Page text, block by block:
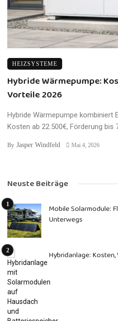
HEIZSYSTEME
Hybride Wärmepumpe:
Vorteile 2026
Hybride Wärmepumpe kombiniert
Kosten ab 22.500€, Förderung bis
By Jasper Windfeld Mai 4, 2026
Neuste Beiträge
Mobile Solarmodule:
Unterwegs
Hybridanlage: